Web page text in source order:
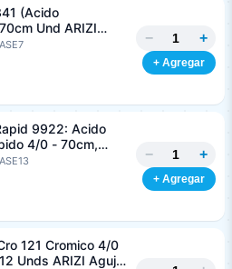
(Acido
Und ARIZI
Punta Conica
− +
+ Agregar
9922: Acido
4/0 - 70cm,
Inverso 19mm
− +
+ Agregar
121 Cromico 4/0
Unds ARIZI Aguja